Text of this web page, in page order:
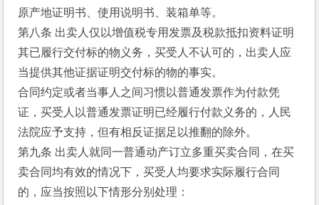
原产地证明书、使用说明书、装箱单等。
第八条 出卖人仅以增值税专用发票及税款抵扣资料证明
其已履行交付标的物义务，买受人不认可的，出卖人应
当提供其他证据证明交付标的物的事实。
合同约定或者当事人之间习惯以普通发票作为付款凭
证，买受人以普通发票证明已经履行付款义务的，人民
法院应予支持，但有相反证据足以推翻的除外。
第九条 出卖人就同一普通动产订立多重买卖合同，在买
卖合同均有效的情况下，买受人均要求实际履行合同
的，应当按照以下情形分别处理：